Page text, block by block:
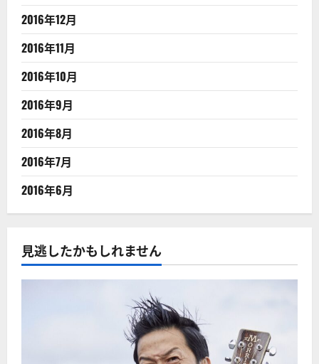
2016年12月
2016年11月
2016年10月
2016年9月
2016年8月
2016年7月
2016年6月
見逃したかもしれません